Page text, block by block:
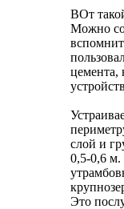
ВОт
Можно
цемента,
слой и
0,5-0,6
Это